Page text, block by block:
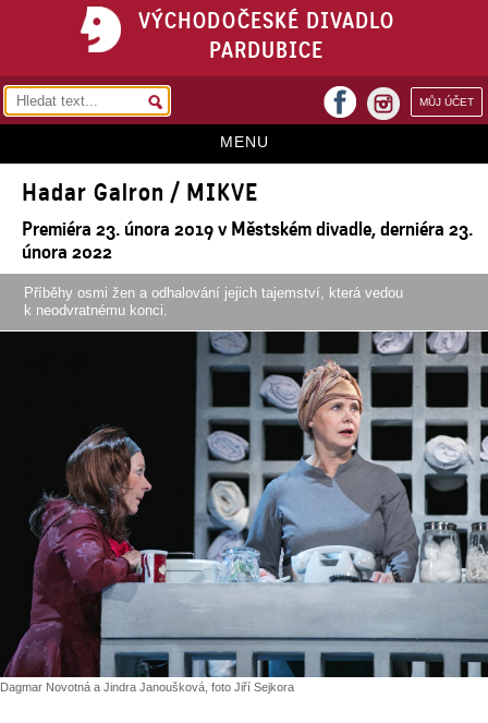
VÝCHODOČESKÉ DIVADLO
PARDUBICE
MŮJ ÚČET
facebook
MENU
HOME
PROGRAM
REPERTOÁR
PŘEDPLATNÉ
KONTAKTY
O DIVADLE
SOUBOR
DÁLE NABÍZÍME
Hadar Galron / MIKVE
Premiéra 23. února 2019 v Městském divadle, derniéra 23.
února 2022
Příběhy osmi žen a odhalování jejich tajemství, která vedou
k neodvratnému konci.
Dagmar Novotná a Jindra Janoušková, foto Jiří Sejkora